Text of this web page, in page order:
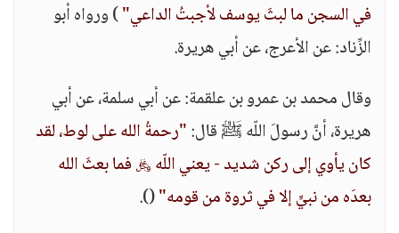
في السجن ما لبثَ يوسف لأجبتُ الداعي") ورواه أبو
الزِّناد: عن الأعرج، عن أبي هريرة.
وقال محمد بن عمرو بن علقمة: عن أبي سلمة، عن أبي
هريرة، أنَّ رسولَ اللّه ﷺ قال:"رحمةُ الله على لوط، لقد
كان يأوي إلى ركن شديد - يعني اللّه ﷿ فما بعثَ الله
بعدَه من نبيٍّ إلا في ثروة من قومه"().